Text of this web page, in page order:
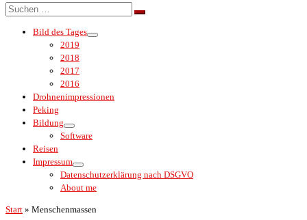
Suche
Suchen …
Bild des Tages
2019
2018
2017
2016
Drohnenimpressionen
Peking
Bildung
Software
Reisen
Impressum
Datenschutzerklärung nach DSGVO
About me
Start » Menschenmassen